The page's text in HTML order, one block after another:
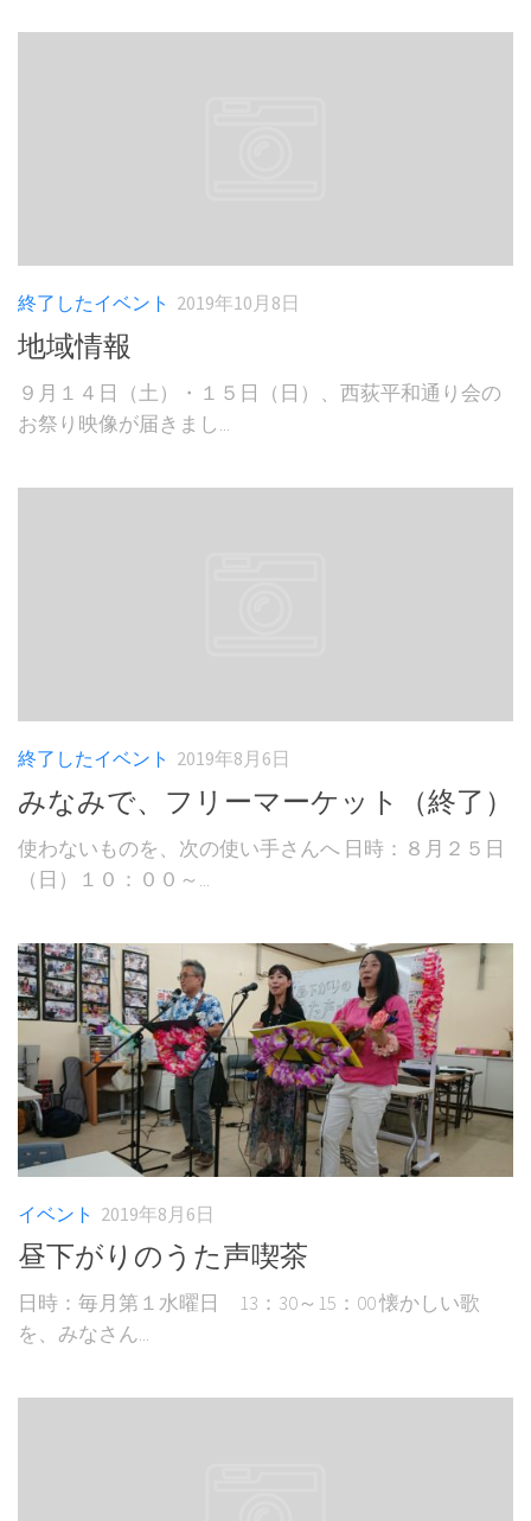
終了したイベント 2019年10月8日
地域情報
９月１４日（土）・１５日（日）、西荻平和通り会の
お祭り映像が届きまし...
終了したイベント 2019年8月6日
みなみで、フリーマーケット（終了）
使わないものを、次の使い手さんへ 日時：８月２５日
（日）１０：００～...
イベント 2019年8月6日
昼下がりのうた声喫茶
日時：毎月第１水曜日 13：30～15：00 懐かしい歌
を、みなさん...